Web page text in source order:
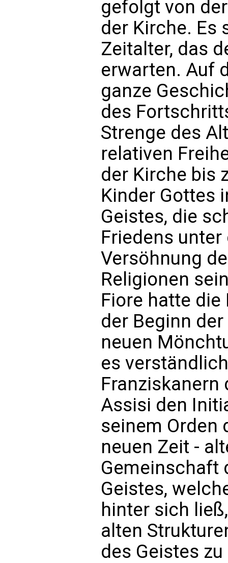
gefolgt von
der Kirche. Es
Zeitalter, das
erwarten. Auf
ganze
des
Strenge des
relativen
der Kirche bis
Kinder Gottes
Geistes, die
Friedens
Versöhnung
Religionen
Fiore hatte
der Beginn
neuen
es
Franziskanern
Assisi den
seinem Orden
neuen Zeit -
Gemeinschaft
Geistes,
hinter sich
alten
des Geistes